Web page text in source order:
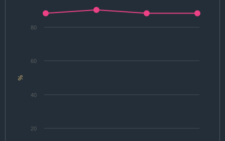
%
20
40
60
80